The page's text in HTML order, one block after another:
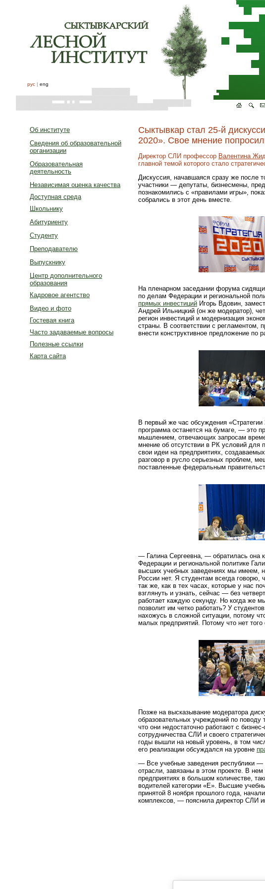
рус | eng
Об институте
Сведения об образовательной
организации
Образовательная
деятельность
Независимая оценка качества
Доступная среда
Школьнику
Абитуриенту
Студенту
Преподавателю
Выпускнику
Центр дополнительного
образования
Кадровое агентство
Видео и фото
Гостевая книга
Часто задаваемые вопросы
Полезные ссылки
Карта сайта
Сыктывкар стал 25-й
2020». Свое мнение
Директор СЛИ профессор Валентина
главной темой которого стало
Дискуссия, начавшаяся сразу же после
участники — депутаты, бизнесмены,
познакомились с «правилами игры»,
собрались в этот день вместе.
На пленарном заседании форума
по делам Федерации и региональной
прямых инвестиций Игорь Вдовин,
Андрей Ильницкий (он же модератор),
регион инвестиций и модернизация
страны. В соответствии с регламентом,
внести конструктивное предложение по
В первый же час обсуждения
программа останется на бумаге, — это
мышлением, отвечающих запросам
мнение об отсутствии в РК условий для
свои идеи на предприятиях,
разговор в русло серьезных проблем,
поставленные федеральным
— Галина Сергеевна, — обратилась она
Федерации и региональной политике
высших учебных заведениях мы имеем,
России нет. Я студентам всегда говорю,
так же, как в тех часах, которые у нас
взглянуть и узнать, сейчас — без
работает каждую секунду. Но когда же
позволит им четко работать? У
нахожусь в сложной ситуации, потому
малых предприятий. Потому что нет
Позже на высказывание модератора
образовательных учреждений по поводу
что они недостаточно работают с
сотрудничества СЛИ и своего
годы вышли на новый уровень, в том
его реализации обсуждался на уровне
— Все учебные заведения республики —
отрасли, завязаны в этом проекте. В
предприятиях в большом количестве,
водителей категории «Е». Высшие
принятой 8 ноября прошлого года,
комплексов, — пояснила директор СЛИ